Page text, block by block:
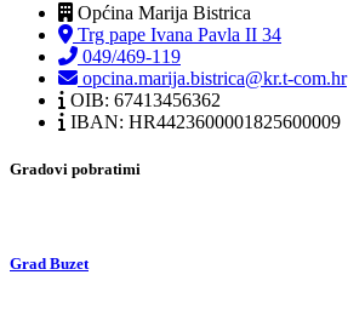
Općina Marija Bistrica
Trg pape Ivana Pavla II 34
049/469-119
opcina.marija.bistrica@kr.t-com.hr
OIB: 67413456362
IBAN: HR4423600001825600009
Gradovi pobratimi
Grad Buzet